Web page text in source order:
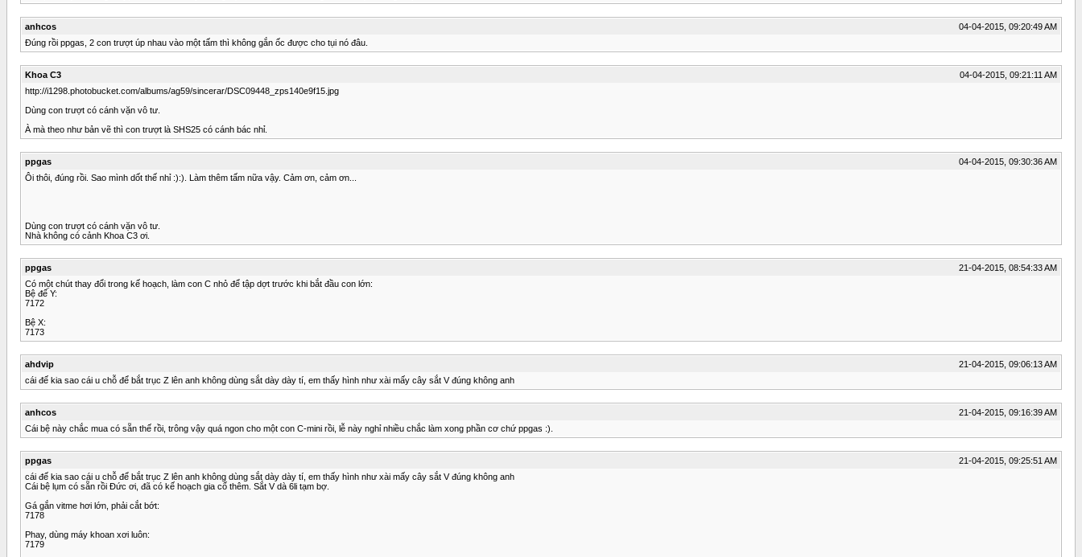
anhcos
04-04-2015, 09:20:49 AM
Đúng rồi ppgas, 2 con trượt úp nhau vào một tấm thì không gắn ốc được cho tụi nó đâu.
Khoa C3
04-04-2015, 09:21:11 AM
http://i1298.photobucket.com/albums/ag59/sincerar/DSC09448_zps140e9f15.jpg
Dùng con trượt có cánh vặn vô tư.
À mà theo như bản vẽ thì con trượt là SHS25 có cánh bác nhỉ.
ppgas
04-04-2015, 09:30:36 AM
Ôi thôi, đúng rồi. Sao mình dốt thế nhỉ :):). Làm thêm tấm nữa vậy. Cảm ơn, cảm ơn...
Dùng con trượt có cánh vặn vô tư.
Nhà không có cảnh Khoa C3 ơi.
ppgas
21-04-2015, 08:54:33 AM
Có một chút thay đổi trong kế hoạch, làm con C nhỏ để tập dợt trước khi bắt đầu con lớn:
Bệ đế Y:
7172
Bệ X:
7173
ahdvip
21-04-2015, 09:06:13 AM
cái đế kia sao cái u chỗ để bắt trục Z lên anh không dùng sắt dày dày tí, em thấy hình như xài mấy cây sắt V đúng không anh
anhcos
21-04-2015, 09:16:39 AM
Cái bệ này chắc mua có sẵn thế rồi, trông vậy quá ngon cho một con C-mini rồi, lễ này nghỉ nhiều chắc làm xong phần cơ chứ ppgas :).
ppgas
21-04-2015, 09:25:51 AM
cái đế kia sao cái u chỗ để bắt trục Z lên anh không dùng sắt dày dày tí, em thấy hình như xài mấy cây sắt V đúng không anh
Cái bệ lụm có sẵn rồi Đức ơi, đã có kế hoạch gia cố thêm. Sắt V dà 6li tạm bợ.
Gá gắn vitme hơi lớn, phải cắt bớt:
7178
Phay, dùng máy khoan xơi luôn:
7179